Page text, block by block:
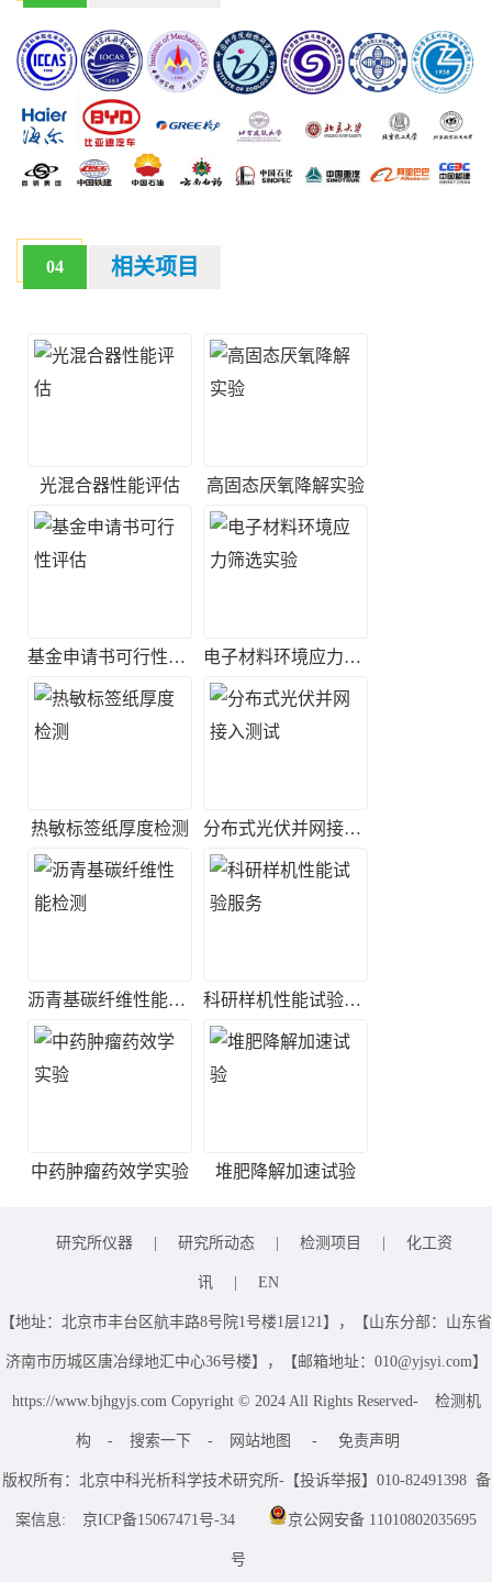
04 相关项目
光混合器性能评估 高固态厌氧降解实验
基金申请书可行性评估 电子材料环境应力筛选实验
热敏标签纸厚度检测 分布式光伏并网接入测试
沥青基碳纤维性能检测 科研样机性能试验服务
中药肿瘤药效学实验 堆肥降解加速试验
研究所仪器 研究所动态 检测项目 化工资
讯 EN
【地址：北京市丰台区航丰路8号院1号楼1层121】，【山东分部：山东省
济南市历城区唐冶绿地汇中心36号楼】，【邮箱地址：010@yjsyi.com】
https://www.bjhgyjs.com Copyright © 2024 All Rights Reserved- 检测机
构 - 搜索一下 - 网站地图 - 免责声明
版权所有：北京中科光析科学技术研究所-【投诉举报】010-82491398 备
案信息: 京ICP备15067471号-34 京公网安备 11010802035695
号